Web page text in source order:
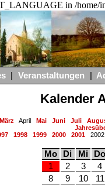
in /home/
Veranstaltungen
Kalender
März April Mai Juni Juli
1998 1999 2000 2001
Mo Di Mi
Do
1
2 3
4
8
9 10
11